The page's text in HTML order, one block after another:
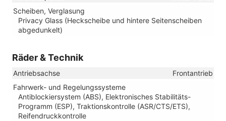
Scheiben, Verglasung
Privacy Glass (Heckscheibe und hintere Seitenscheiben
abgedunkelt)
Räder & Technik
Antriebsachse
Frontantrieb
Fahrwerk- und Regelungssysteme
Antiblockiersystem (ABS), Elektronisches Stabilitäts-
Programm (ESP), Traktionskontrolle (ASR/CTS/ETS),
Reifendruckkontrolle